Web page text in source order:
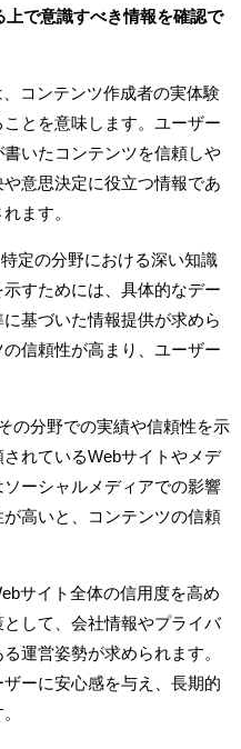
上で意識すべき情報を確認で
コンテンツ作成者の実体験
とを意味します。ユーザー
いたコンテンツを信頼しや
意思決定に役立つ情報であ
ます。
定の分野における深い知識
すためには、具体的なデー
基づいた情報提供が求めら
信頼性が高まり、ユーザー
の分野での実績や信頼性を示
れているWebサイトやメデ
ーシャルメディアでの影響
高いと、コンテンツの信頼
サイト全体の信用度を高め
して、会社情報やプライバ
運営姿勢が求められます。
ーに安心感を与え、長期的